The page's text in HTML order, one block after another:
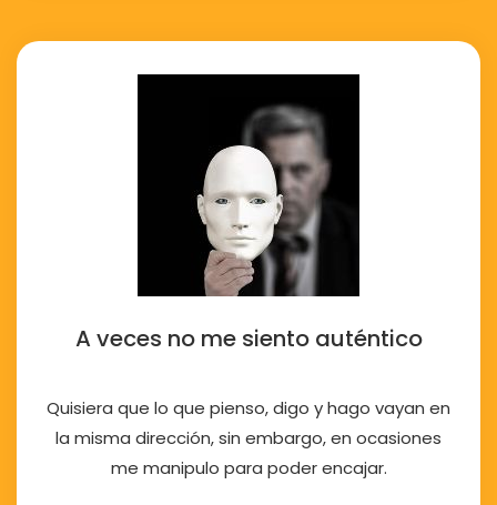
A veces no me siento auténtico
Quisiera que lo que pienso, digo y hago vayan en
la misma dirección, sin embargo, en ocasiones
me manipulo para poder encajar.